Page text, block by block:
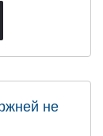
не